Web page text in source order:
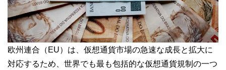
欧州連合（EU）は、仮想通貨市場の急速な成長と拡大に
対応するため、世界でも最も包括的な仮想通貨規制の一つ